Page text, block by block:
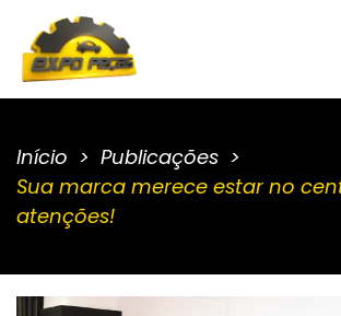
Início
Publicações
Sua marca merece estar no
atenções!